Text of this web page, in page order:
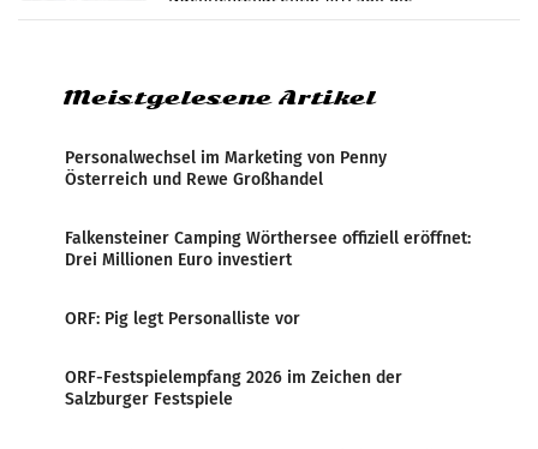
systematische Nachrichten-Manipulation und
Meistgelesene Artikel
Personalwechsel im Marketing von Penny
Österreich und Rewe Großhandel
Falkensteiner Camping Wörthersee offiziell eröffnet:
Drei Millionen Euro investiert
ORF: Pig legt Personalliste vor
ORF-Festspielempfang 2026 im Zeichen der
Salzburger Festspiele